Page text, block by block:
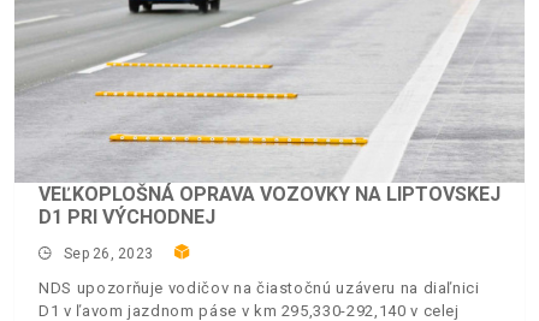
VEĽKOPLOŠNÁ OPRAVA VOZOVKY NA LIPTOVSKEJ
D1 PRI VÝCHODNEJ
Sep 26, 2023
NDS upozorňuje vodičov na čiastočnú uzáveru na diaľnici
D1 v ľavom jazdnom páse v km 295,330-292,140 v celej